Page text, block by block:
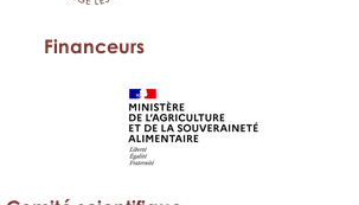
Financeurs